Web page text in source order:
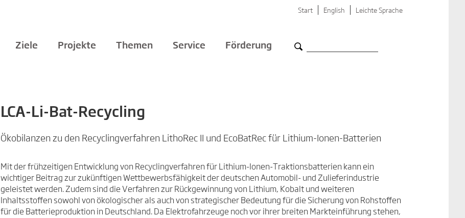
Start Leichte Sprache
English
Ziele Projekte Themen Service Förderung
LCA-Li-Bat-Recycling
Ökobilanzen zu den Recyclingverfahren LithoRec II und EcoBatRec für Lithium-Ionen-Batterien
Mit der frühzeitigen Entwicklung von Recyclingverfahren für Lithium-Ionen-Traktionsbatterien kann ein
wichtiger Beitrag zur zukünftigen Wettbewerbsfähigkeit der deutschen Automobil- und Zulieferindustrie
geleistet werden. Zudem sind die Verfahren zur Rückgewinnung von Lithium, Kobalt und weiteren
Inhaltsstoffen sowohl von ökologischer als auch von strategischer Bedeutung für die Sicherung von Rohstoffen
für die Batterieproduktion in Deutschland. Da Elektrofahrzeuge noch vor ihrer breiten Markteinführung stehen,